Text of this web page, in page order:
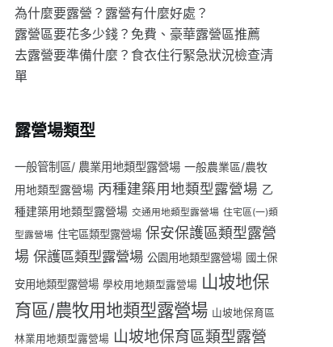
為什麼要露營？露營有什麼好處？
露營區要花多少錢？免費、豪華露營區推薦
去露營要準備什麼？食衣住行緊急狀況檢查清
單
露營場類型
一般管制區/ 農業用地類型露營場 一般農業區/農牧
用地類型露營場 丙種建築用地類型露營場 乙
種建築用地類型露營場 交通用地類型露營場 住宅區(一)類
型露營場 住宅區類型露營場 保安保護區類型露營
場 保護區類型露營場 公園用地類型露營場 國土保
安用地類型露營場 學校用地類型露營場 山坡地保
育區/農牧用地類型露營場 山坡地保育區
林業用地類型露營場 山坡地保育區類型露營